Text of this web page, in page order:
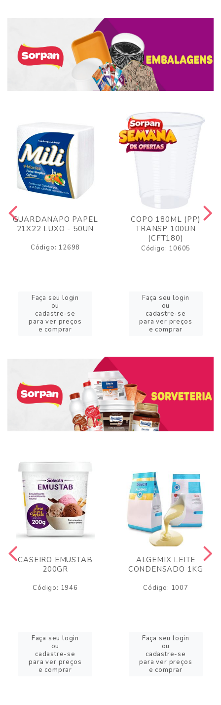
GUARDANAPO PAPEL
21X22 LUXO - 50UN
Código: 12698
Faça seu login
ou
cadastre-se
para ver preços
e comprar
COPO 180ML (PP)
TRANSP 100UN
(CFT180)
Código: 10605
Faça seu login
ou
cadastre-se
para ver preços
e comprar
CASEIRO EMUSTAB
200GR
Código: 1946
Faça seu login
ou
cadastre-se
para ver preços
e comprar
ALGEMIX LEITE
CONDENSADO 1KG
Código: 1007
Faça seu login
ou
cadastre-se
para ver preços
e comprar